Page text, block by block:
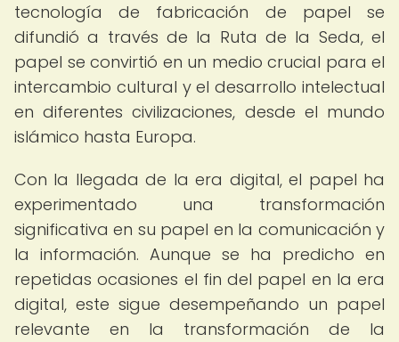
tecnología de fabricación de papel se
difundió a través de la Ruta de la Seda, el
papel se convirtió en un medio crucial para el
intercambio cultural y el desarrollo intelectual
en diferentes civilizaciones, desde el mundo
islámico hasta Europa.
Con la llegada de la era digital, el papel ha
experimentado una transformación
significativa en su papel en la comunicación y
la información. Aunque se ha predicho en
repetidas ocasiones el fin del papel en la era
digital, este sigue desempeñando un papel
relevante en la transformación de la